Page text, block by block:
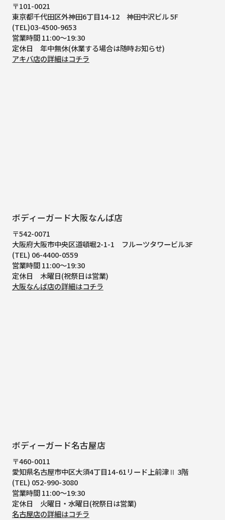
〒101-0021
東京都千代田区外神田6丁目14-12 神田中沢ビル 5F
(TEL)03-4500-9653
営業時間 11:00～19:30
定休日 年中無休(休業する場合は随時お知らせ)
アキバ店の詳細はコチラ
ボディーガード大阪なんば店
〒542-0071
大阪府大阪市中央区道頓堀2-1-1
フルーツタワービル3F
(TEL) 06-4400-0559
営業時間 11:00～19:30
定休日 木曜日(祝祭日は営業)
大阪なんば店の詳細はコチラ
ボディーガード名古屋店
〒460-0011
愛知県名古屋市中区大須4丁目14-61リード上前津Ⅱ 3階
(TEL) 052-990-3080
営業時間 11:00～19:30
定休日 火曜日・水曜日(祝祭日は営業)
名古屋店の詳細はコチラ